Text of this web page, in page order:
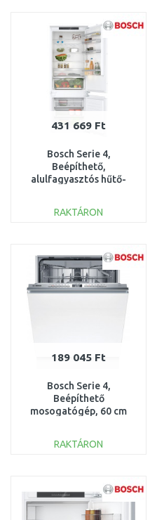
Összehasonlítás
431 669 Ft
Bosch Serie 4,
Beépíthető,
alulfagyasztós hűtő-
KBN96VFE0
RAKTÁRON
Összehasonlítás
189 045 Ft
Bosch Serie 4,
Beépíthető
mosogatógép, 60 cm
RAKTÁRON
Összehasonlítás